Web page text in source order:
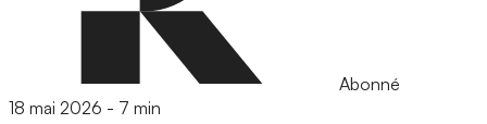
Abonné
18 mai 2026 - 7 min